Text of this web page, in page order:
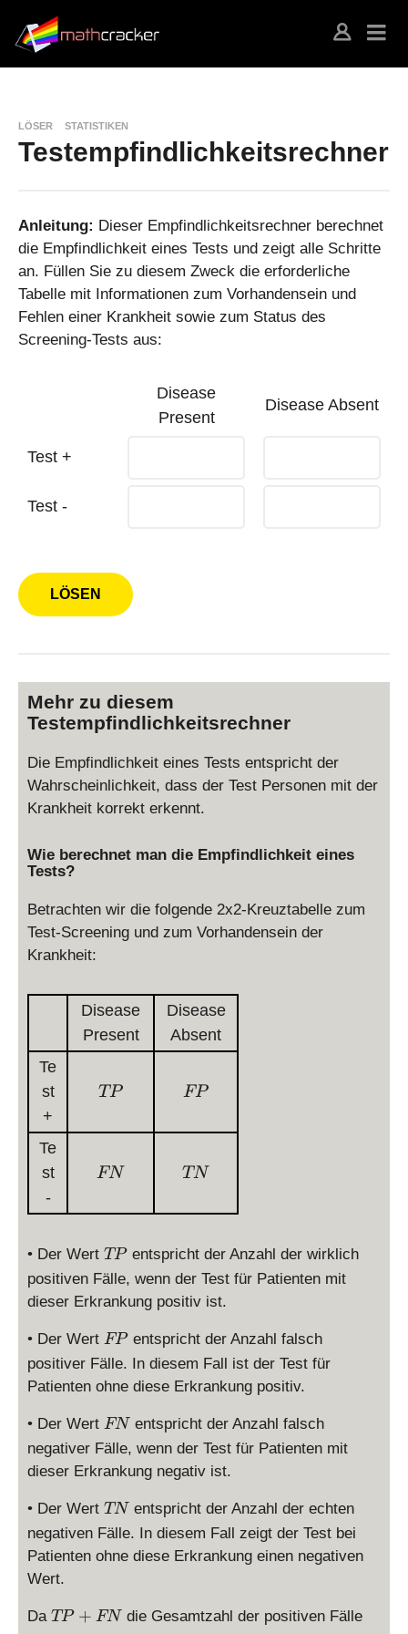
LÖSER STATISTIKEN
Testempfindlichkeitsrechner
Anleitung: Dieser Empfindlichkeitsrechner berechnet
die Empfindlichkeit eines Tests und zeigt alle Schritte
an. Füllen Sie zu diesem Zweck die erforderliche
Tabelle mit Informationen zum Vorhandensein und
Fehlen einer Krankheit sowie zum Status des
Screening-Tests aus:
Disease
Present
Disease Absent
Test +
Test -
Mehr zu diesem
Testempfindlichkeitsrechner
Die Empfindlichkeit eines Tests entspricht der
Wahrscheinlichkeit, dass der Test Personen mit der
Krankheit korrekt erkennt.
Wie berechnet man die Empfindlichkeit eines
Tests?
Betrachten wir die folgende 2x2-Kreuztabelle zum
Test-Screening und zum Vorhandensein der
Krankheit:
Disease
Present
Disease
Absent
Te
st
+
T
TP
F
FP
Te
st
-
F
FN
T
TN
• Der Wert T
P
TPentspricht der Anzahl der wirklich
positiven Fälle, wenn der Test für Patienten mit
dieser Erkrankung positiv ist.
• Der Wert F
P
FPentspricht der Anzahl falsch
positiver Fälle. In diesem Fall ist der Test für
Patienten ohne diese Erkrankung positiv.
• Der Wert F
N
FN entspricht der Anzahl falsch
negativer Fälle, wenn der Test für Patienten mit
dieser Erkrankung negativ ist.
• Der Wert T
N
TN entspricht der Anzahl der echten
negativen Fälle. In diesem Fall zeigt der Test bei
Patienten ohne diese Erkrankung einen negativen
Wert.
Da T
TP + FNdie Gesamtzahl der positiven Fälle